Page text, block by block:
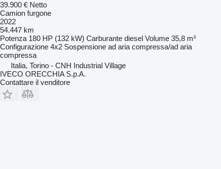
39.900 € Netto
Camion furgone
2022
54.447 km
Potenza 180 HP (132 kW) Carburante diesel Volume 35,8 m³
Configurazione 4x2 Sospensione ad aria compressa/ad aria
compressa
Italia, Torino - CNH Industrial Village
IVECO ORECCHIA S.p.A.
Contattare il venditore